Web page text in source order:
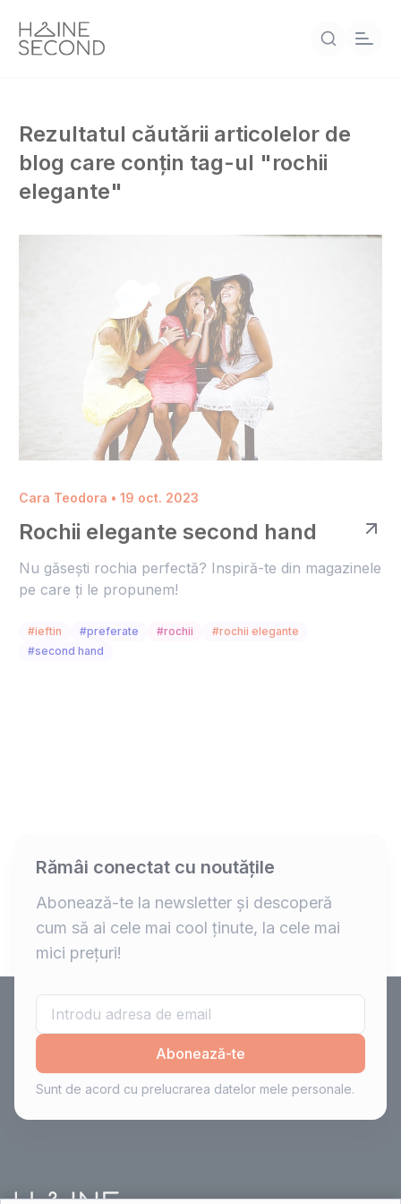
Rezultatul căutării articolelor de
blog care conțin tag-ul "rochii
elegante"
Cara Teodora • 19 oct. 2023
Rochii elegante second hand
Nu găsești rochia perfectă? Inspiră-te din magazinele
pe care ți le propunem!
#ieftin #preferate #rochii
#rochii elegante
#second hand
Rămâi conectat cu noutățile
Abonează-te la newsletter și descoperă
cum să ai cele mai cool ținute, la cele mai
mici prețuri!
Abonează-te
Sunt de acord cu prelucrarea datelor mele personale.